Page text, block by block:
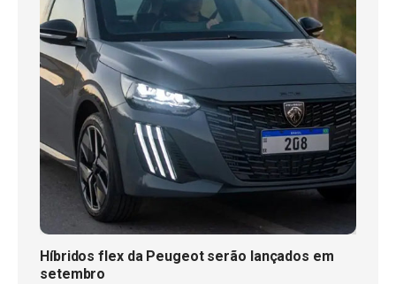
Híbridos flex da Peugeot serão lançados em
setembro